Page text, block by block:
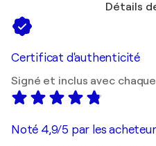
Détails
Certificat d'authenticité
Signé et inclus avec
Noté 4,9/5 par les